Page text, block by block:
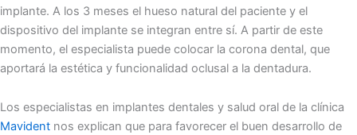
implante. A los 3 meses el hueso natural del paciente y el
dispositivo del implante se integran entre sí. A partir de este
momento, el especialista puede colocar la corona dental, que
aportará la estética y funcionalidad oclusal a la dentadura.
Los especialistas en implantes dentales y salud oral de la clínica
Mavident nos explican que para favorecer el buen desarrollo de